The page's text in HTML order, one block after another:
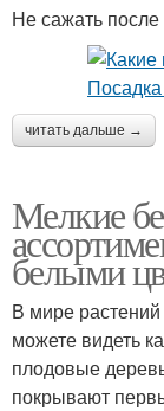
Не сажать после
читать дальше →
Мелкие
белыми
В мире
можете видеть
плодовые
покрывают